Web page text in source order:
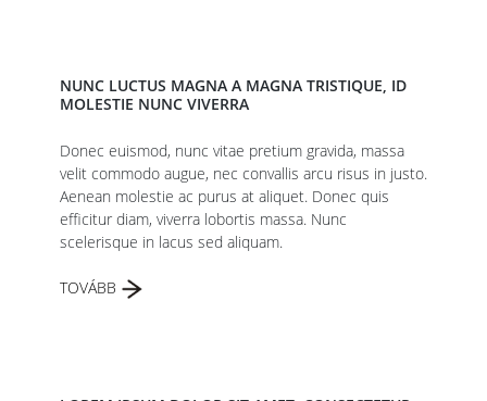
NUNC LUCTUS MAGNA A MAGNA TRISTIQUE, ID
MOLESTIE NUNC VIVERRA
Donec euismod, nunc vitae pretium gravida, massa
velit commodo augue, nec convallis arcu risus in justo.
Aenean molestie ac purus at aliquet. Donec quis
efficitur diam, viverra lobortis massa. Nunc
scelerisque in lacus sed aliquam.
TOVÁBB